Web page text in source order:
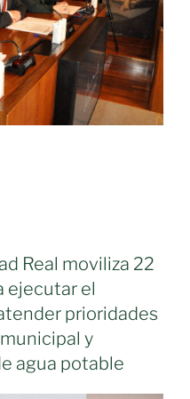
Real moviliza 22
ejecutar el
prioridades
y
agua potable